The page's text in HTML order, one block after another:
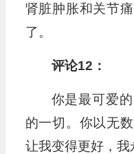
肾脏肿胀和关节
了。
评论12：
你是最可爱
的一切。你以无
让我变得更好，